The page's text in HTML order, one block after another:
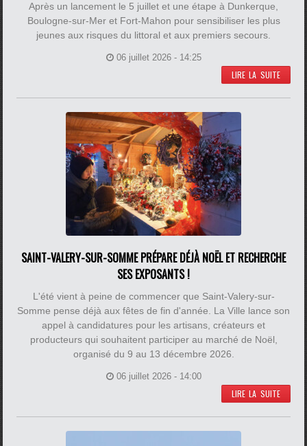
Après un lancement le 5 juillet et une étape à Dunkerque,
Boulogne-sur-Mer et Fort-Mahon pour sensibiliser les plus
jeunes aux risques du littoral et aux premiers secours.
06 juillet 2026 - 14:25
LIRE LA SUITE
SAINT-VALERY-SUR-SOMME PRÉPARE DÉJÀ NOËL ET RECHERCHE
SES EXPOSANTS !
L'été vient à peine de commencer que Saint-Valery-sur-
Somme pense déjà aux fêtes de fin d'année. La Ville lance son
appel à candidatures pour les artisans, créateurs et
producteurs qui souhaitent participer au marché de Noël,
organisé du 9 au 13 décembre 2026.
06 juillet 2026 - 14:00
LIRE LA SUITE